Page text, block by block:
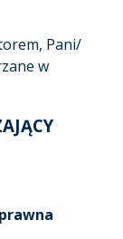
Pani/
w